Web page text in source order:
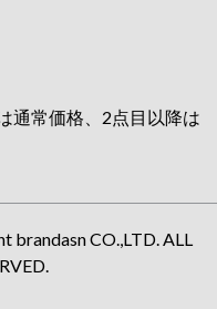
通常価格、2点目以降は
CO.,LTD. ALL